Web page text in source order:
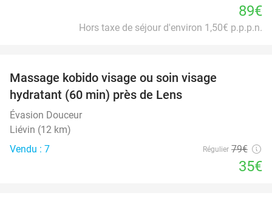
89€
Hors taxe de séjour d'environ 1,50€ p.p.p.n.
Massage kobido visage ou soin visage
hydratant (60 min) près de Lens
Évasion Douceur
Liévin (12 km)
Vendu : 7
Régulier 79€
35€